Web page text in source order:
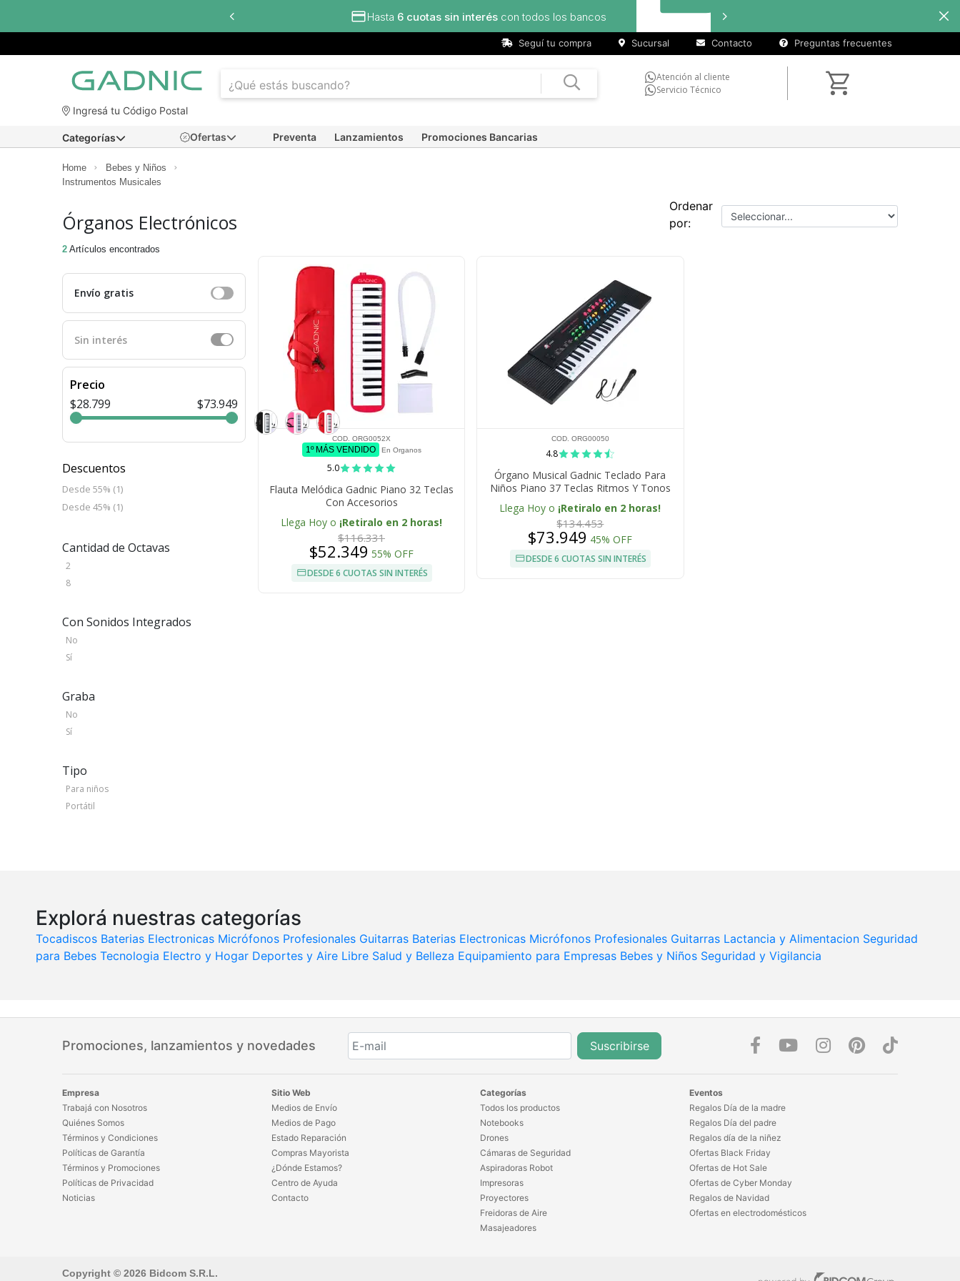
Hasta 6 cuotas sin interés con todos los bancos
Seguí tu compra Sucursal Contacto Preguntas frecuentes
Atención al cliente
Servicio Técnico
Ingresá tu Código Postal
Ofertas Preventa Lanzamientos Promociones Bancarias
Categorías
Home
Bebes y Niños
Instrumentos Musicales
Órganos Electrónicos
2 Artículos encontrados
Envío gratis
Sin interés
Precio
$28.799
$73.949
Descuentos
Desde 55% (1)
Desde 45% (1)
Cantidad de Octavas
2
8
Con Sonidos Integrados
No
Sí
Graba
No
Sí
Tipo
Para niños
Portátil
Ordenar
por:
COD. ORG0052X
1º MÁS VENDIDO En Organos
5.0
Flauta Melódica Gadnic Piano 32 Teclas
Con Accesorios
Llega Hoy o ¡Retiralo en 2 horas!
$116.331
$52.349 55% OFF
DESDE 6 CUOTAS SIN INTERÉS
COD. ORG00050
4.8
Órgano Musical Gadnic Teclado Para
Niños Piano 37 Teclas Ritmos Y Tonos
Llega Hoy o ¡Retiralo en 2 horas!
$134.453
$73.949 45% OFF
DESDE 6 CUOTAS SIN INTERÉS
Explorá nuestras categorías
Tocadiscos Baterias Electronicas Micrófonos Profesionales Guitarras Baterias Electronicas Micrófonos Profesionales Guitarras Lactancia y Alimentacion Seguridad
para Bebes Tecnologia Electro y Hogar Deportes y Aire Libre Salud y Belleza Equipamiento para Empresas Bebes y Niños Seguridad y Vigilancia
Promociones, lanzamientos y novedades Suscribirse
Empresa
Trabajá con Nosotros
Quiénes Somos
Términos y Condiciones
Políticas de Garantía
Términos y Promociones
Políticas de Privacidad
Noticias
Sitio Web
Medios de Envío
Medios de Pago
Estado Reparación
Compras Mayorista
¿Dónde Estamos?
Centro de Ayuda
Contacto
Categorías
Todos los productos
Notebooks
Drones
Cámaras de Seguridad
Aspiradoras Robot
Impresoras
Proyectores
Freidoras de Aire
Masajeadores
Eventos
Regalos Día de la madre
Regalos Día del padre
Regalos día de la niñez
Ofertas Black Friday
Ofertas de Hot Sale
Ofertas de Cyber Monday
Regalos de Navidad
Ofertas en electrodomésticos
Copyright © 2026 Bidcom S.R.L.